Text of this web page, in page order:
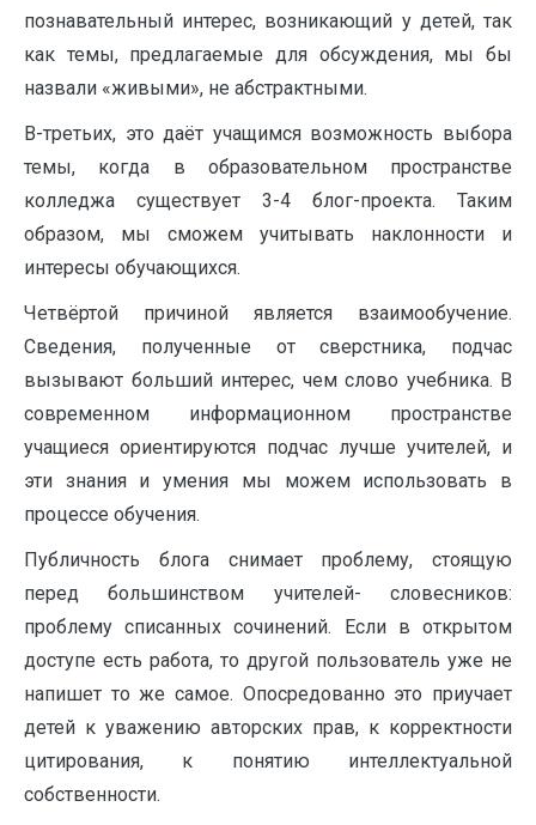
познавательный интерес, возникающий у детей, так
как темы, предлагаемые для обсуждения, мы бы
назвали «живыми», не абстрактными.
В-третьих, это даёт учащимся возможность выбора
темы, когда в образовательном пространстве
колледжа существует 3-4 блог-проекта. Таким
образом, мы сможем учитывать наклонности и
интересы обучающихся.
Четвёртой причиной является взаимообучение.
Сведения, полученные от сверстника, подчас
вызывают больший интерес, чем слово учебника. В
современном информационном пространстве
учащиеся ориентируются подчас лучше учителей, и
эти знания и умения мы можем использовать в
процессе обучения.
Публичность блога снимает проблему, стоящую
перед большинством учителей- словесников:
проблему списанных сочинений. Если в открытом
доступе есть работа, то другой пользователь уже не
напишет то же самое. Опосредованно это приучает
детей к уважению авторских прав, к корректности
цитирования, к понятию интеллектуальной
собственности.